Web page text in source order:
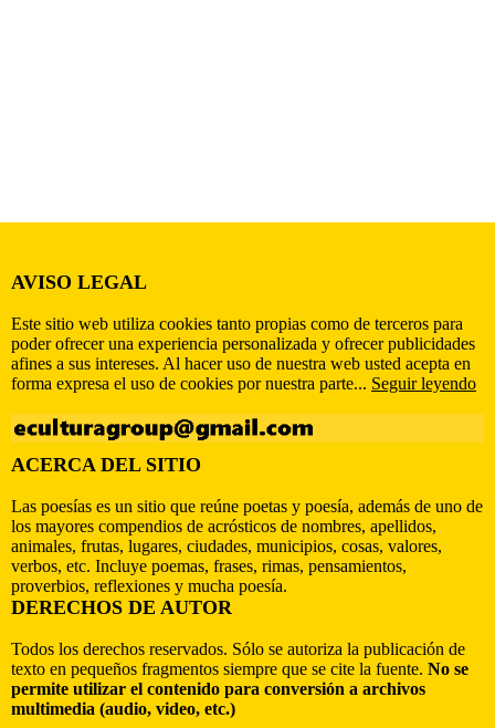
AVISO LEGAL
Este sitio web utiliza cookies tanto propias como de terceros para
poder ofrecer una experiencia personalizada y ofrecer publicidades
afines a sus intereses. Al hacer uso de nuestra web usted acepta en
forma expresa el uso de cookies por nuestra parte... Seguir leyendo
ACERCA DEL SITIO
Las poesías es un sitio que reúne poetas y poesía, además de uno de
los mayores compendios de acrósticos de nombres, apellidos,
animales, frutas, lugares, ciudades, municipios, cosas, valores,
verbos, etc. Incluye poemas, frases, rimas, pensamientos,
proverbios, reflexiones y mucha poesía.
DERECHOS DE AUTOR
Todos los derechos reservados. Sólo se autoriza la publicación de
texto en pequeños fragmentos siempre que se cite la fuente. No se
permite utilizar el contenido para conversión a archivos
multimedia (audio, video, etc.)